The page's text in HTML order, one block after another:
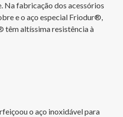
Na fabricação dos acessórios
e o aço especial Friodur®,
têm altíssima resistência à
o aço inoxidável para